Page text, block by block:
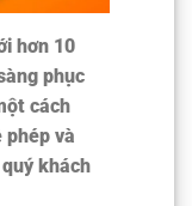
hơn 10
phục
cách
phép và
khách